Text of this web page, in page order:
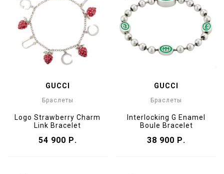
GUCCI
Браслеты
Logo Strawberry Charm
Link Bracelet
54 900 Р.
GUCCI
Браслеты
Interlocking G Enamel
Boule Bracelet
38 900 Р.